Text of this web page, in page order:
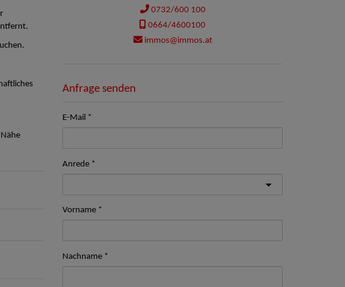
0732/600 100
0664/4600100
immos@immos.at
Anfrage senden
E-Mail
Anrede
Vorname
Nachname